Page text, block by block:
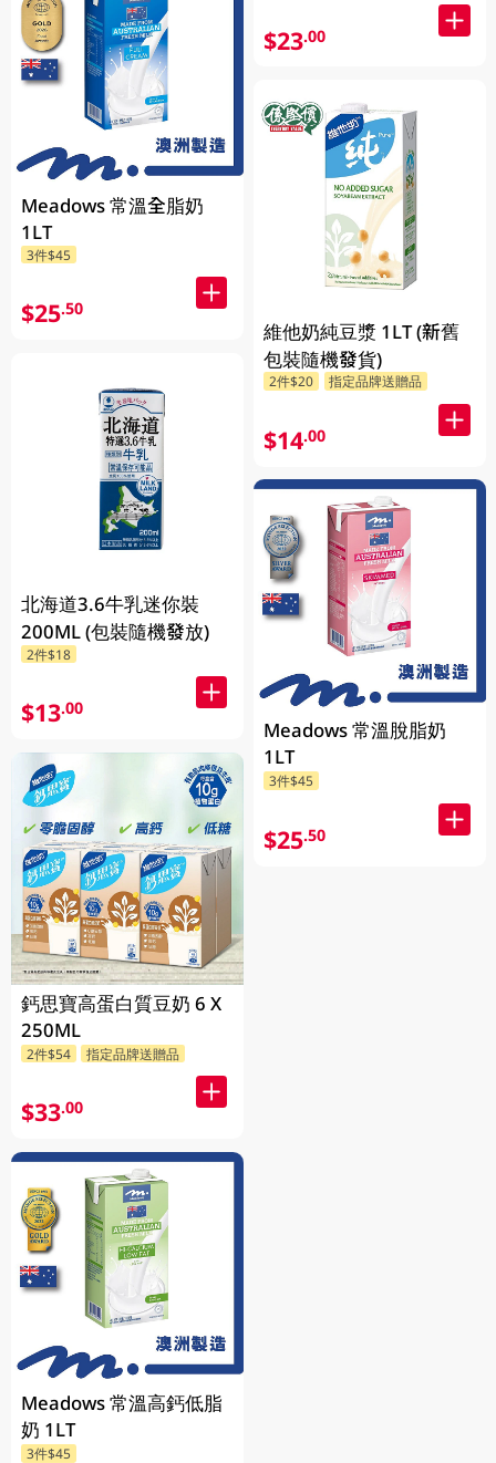
Meadows 常溫全脂奶
1LT
3件$45
$25.50
北海道3.6牛乳迷你裝
200ML (包裝隨機發放)
2件$18
$13.00
鈣思寶高蛋白質豆奶 6 X
250ML
2件$54 指定品牌送贈品
$33.00
Meadows 常溫高鈣低脂
奶 1LT
3件$45
$23.00
維他奶純豆漿 1LT (新舊
包裝隨機發貨)
2件$20 指定品牌送贈品
$14.00
Meadows 常溫脫脂奶
1LT
3件$45
$25.50